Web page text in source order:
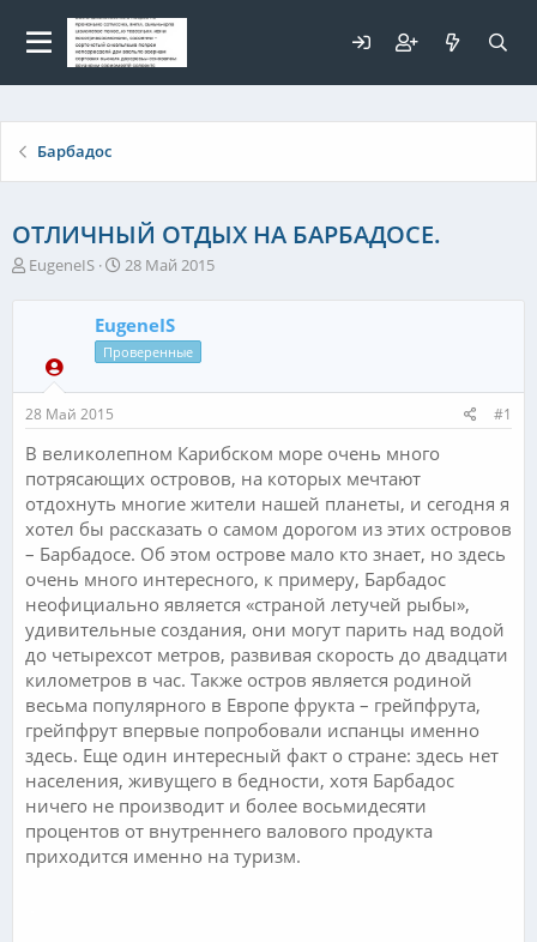
Барбадос
ОТЛИЧНЫЙ ОТДЫХ НА БАРБАДОСЕ.
А
т
е
м
ы
EugeneIS
Д
т
а
н
ч
л
а
28 Май 2015
EugeneIS
Проверенные
28 Май 2015 #1
В великолепном Карибском море очень много
потрясающих островов, на которых мечтают
отдохнуть многие жители нашей планеты, и сегодня я
хотел бы рассказать о самом дорогом из этих островов
– Барбадосе. Об этом острове мало кто знает, но здесь
очень много интересного, к примеру, Барбадос
неофициально является «страной летучей рыбы»,
удивительные создания, они могут парить над водой
до четырехсот метров, развивая скорость до двадцати
километров в час. Также остров является родиной
весьма популярного в Европе фрукта – грейпфрута,
грейпфрут впервые попробовали испанцы именно
здесь. Еще один интересный факт о стране: здесь нет
населения, живущего в бедности, хотя Барбадос
ничего не производит и более восьмидесяти
процентов от внутреннего валового продукта
приходится именно на туризм.
Для любых предложений по
сайту: elaizik@cp9.ru